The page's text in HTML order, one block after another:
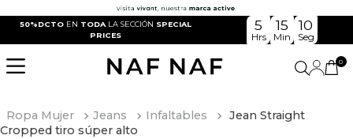
50%DCTO EN TODA LA SECCIÓN SPECIAL
PRICES
5
Hrs
15
Min
9
Seg
0
Ropa Mujer Jeans Infaltables
Jean Straight
Cropped tiro súper alto